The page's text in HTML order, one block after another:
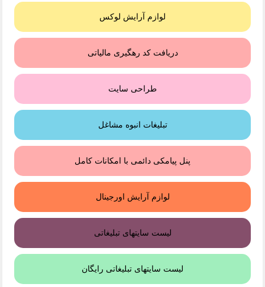
لوازم آرایش لوکس
دریافت کد رهگیری مالیاتی
طراحی سایت
تبلیغات انبوه مشاغل
پنل پیامکی دائمی با امکانات کامل
لوازم آرایش اورجینال
لیست سایتهای تبلیغاتی
لیست سایتهای تبلیغاتی رایگان